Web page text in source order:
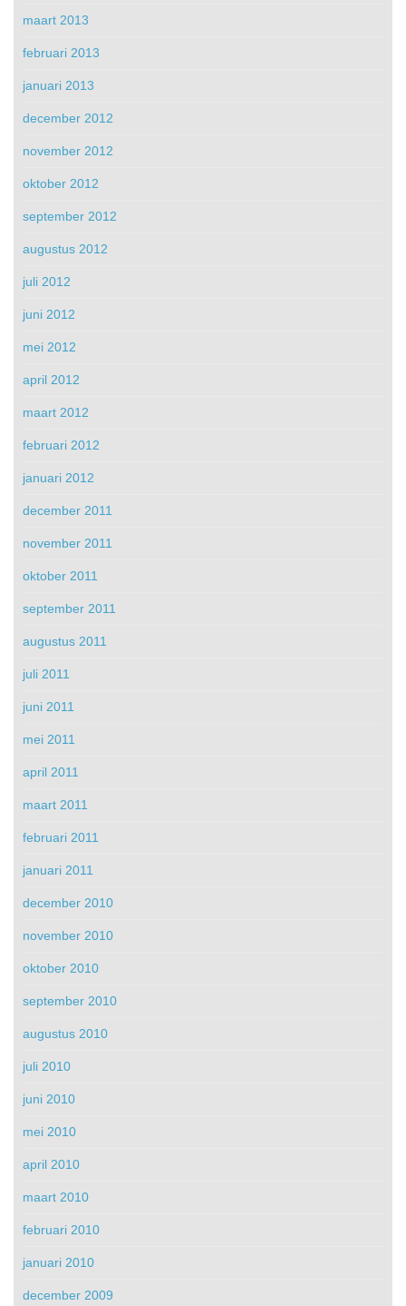
maart 2013
februari 2013
januari 2013
december 2012
november 2012
oktober 2012
september 2012
augustus 2012
juli 2012
juni 2012
mei 2012
april 2012
maart 2012
februari 2012
januari 2012
december 2011
november 2011
oktober 2011
september 2011
augustus 2011
juli 2011
juni 2011
mei 2011
april 2011
maart 2011
februari 2011
januari 2011
december 2010
november 2010
oktober 2010
september 2010
augustus 2010
juli 2010
juni 2010
mei 2010
april 2010
maart 2010
februari 2010
januari 2010
december 2009